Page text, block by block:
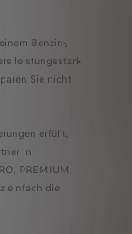
Benzin-,
leistungsstark
Sie nicht
erfüllt,
in
PREMIUM,
einfach die